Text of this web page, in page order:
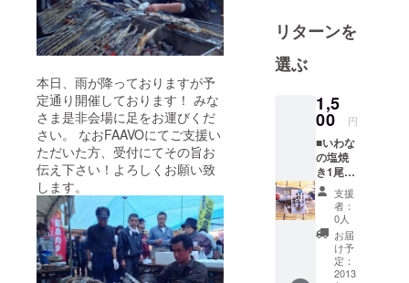
本日、雨が降っておりますが予
定通り開催しております！ みな
さま是非会場に足をお運びくだ
さい。 なおFAAVOにてご支援い
ただいた方、受付にてその旨お
伝え下さい！よろしくお願い致
します。
リターンを
選ぶ
1,5
00 円
■いわな
の塩焼
き1尾無
料（当
日お越
しに
なった
方の
み） ■
いわな
支援
者：
0人
お届
け予
定：
2013